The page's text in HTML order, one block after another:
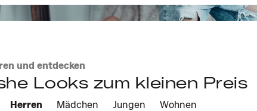
und entdecken
Looks zum kleinen Preis
Herren Mädchen Jungen Wohnen